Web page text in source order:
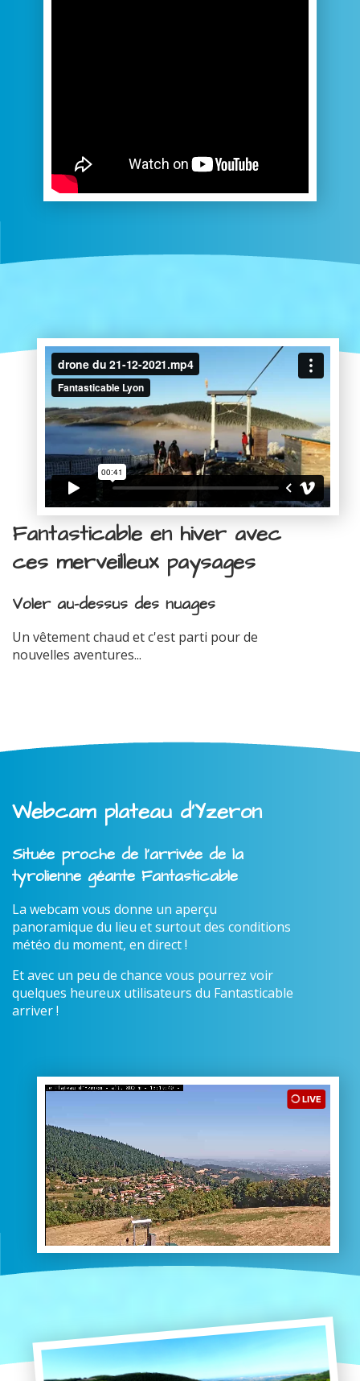
Fantasticable en hiver avec
ces merveilleux paysages
Voler au-dessus des nuages
Un vêtement chaud et c'est parti pour de
nouvelles aventures...
Webcam plateau d'Yzeron
Située proche de l'arrivée de la
tyrolienne géante Fantasticable
La webcam vous donne un aperçu
panoramique du lieu et surtout des conditions
météo du moment, en direct !
Et avec un peu de chance vous pourrez voir
quelques heureux utilisateurs du Fantasticable
arriver !